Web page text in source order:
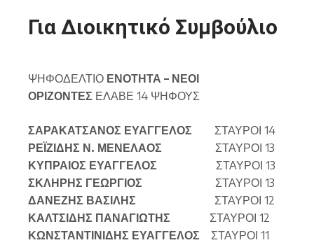
Για Διοικητικό Συμβούλιο
ΨΗΦΟΔΕΛΤΙΟ ΕΝΟΤΗΤΑ – ΝΕΟΙ
ΟΡΙΖΟΝΤΕΣ ΕΛΑΒΕ 14 ΨΗΦΟΥΣ
ΣΑΡΑΚΑΤΣΑΝΟΣ ΕΥΑΓΓΕΛΟΣ ΣΤΑΥΡΟΙ 14
ΡΕΪΖΙΔΗΣ Ν. ΜΕΝΕΛΑΟΣ
ΣΤΑΥΡΟΙ 13
ΚΥΠΡΑΙΟΣ ΕΥΑΓΓΕΛΟΣ
ΣΤΑΥΡΟΙ 13
ΣΚΛΗΡΗΣ ΓΕΩΡΓΙΟΣ
ΣΤΑΥΡΟΙ 13
ΔΑΝΕΖΗΣ ΒΑΣΙΛΗΣ
ΣΤΑΥΡΟΙ 12
ΚΑΛΤΣΙΔΗΣ ΠΑΝΑΓΙΩΤΗΣ
ΣΤΑΥΡΟΙ 12
ΚΩΝΣΤΑΝΤΙΝΙΔΗΣ ΕΥΑΓΓΕΛΟΣ ΣΤΑΥΡΟΙ 11